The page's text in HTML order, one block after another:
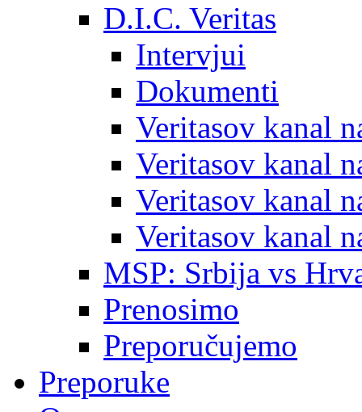
D.I.C. Veritas
Intervjui
Dokumenti
Veritasov kanal
Veritasov kanal
Veritasov kanal
Veritasov kanal
MSP: Srbija vs
Prenosimo
Preporučujemo
Preporuke